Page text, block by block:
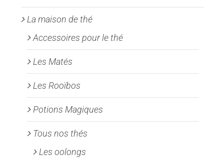
La maison de thé
Accessoires pour le thé
Les Matés
Les Rooïbos
Potions Magiques
Tous nos thés
Les oolongs